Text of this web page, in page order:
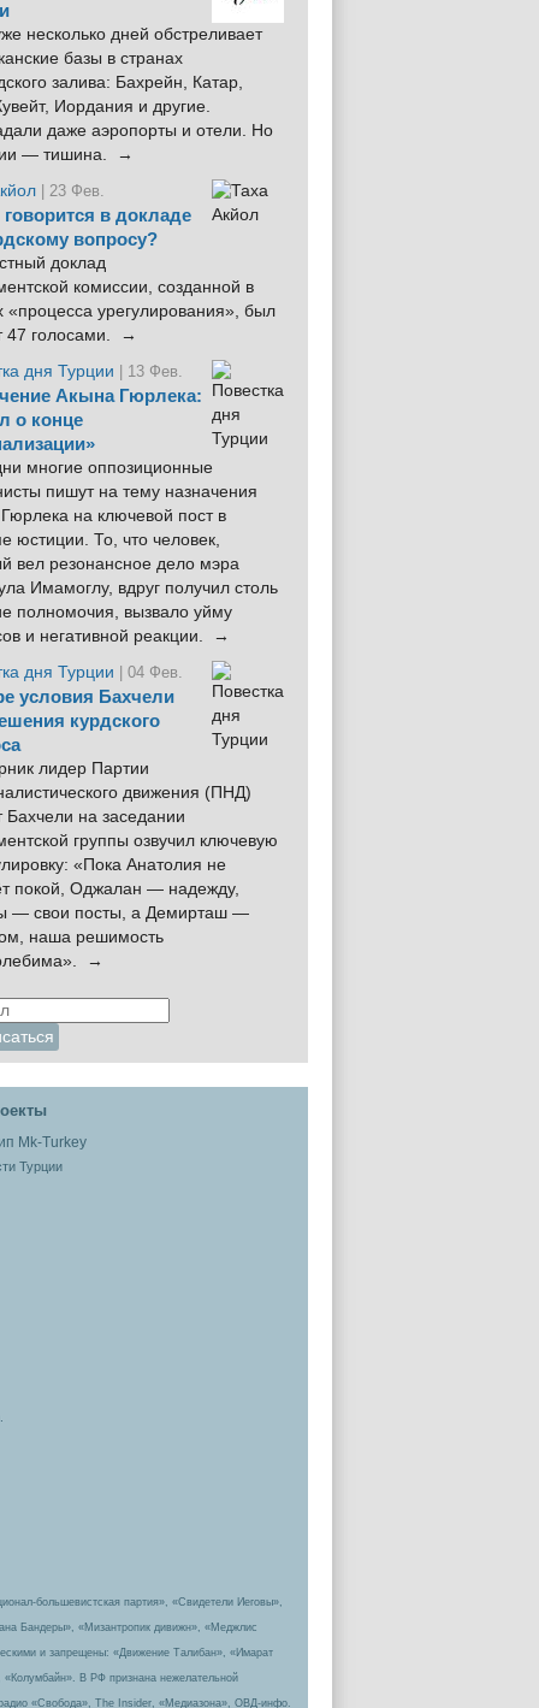
несколько дней обстреливает
базы в странах
залива: Бахрейн, Катар,
Иордания и другие.
даже аэропорты и отели. Но
— тишина. →
| 23 Фев.
в докладе
вопросу?
доклад
комиссии, созданной в
«процесса урегулирования», был
47 голосами. →
дня Турции
| 13 Фев.
Акына Гюрлека:
о конце
многие оппозиционные
пишут на тему назначения
на ключевой пост в
юстиции. То, что человек,
вел резонансное дело мэра
Имамоглу, вдруг получил столь
полномочия, вызвало уйму
и негативной реакции. →
дня Турции
| 04 Фев.
условия Бахчели
курдского
лидер Партии
движения (ПНД)
Бахчели на заседании
группы озвучил ключевую
«Пока Анатолия не
покой, Оджалан — надежду,
— свои посты, а Демирташ —
наша решимость
→
Турции
большевистская партия», «Свидетели Иеговы»,
Бандеры», «Мизантропик дивижн», «Меджлис
и запрещены: «Движение Талибан», «Имарат
В РФ признана нежелательной
«Свобода», The Insider, «Медиазона», ОВД-инфо.